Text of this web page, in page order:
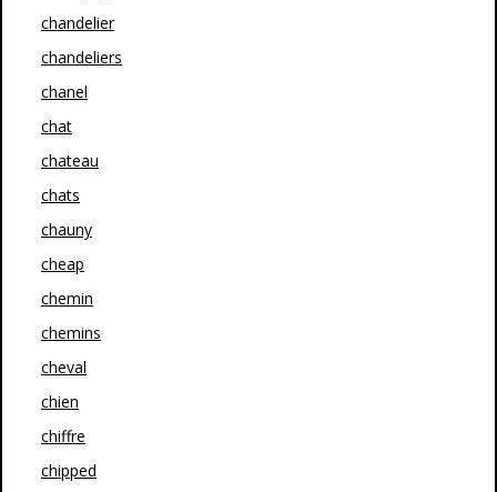
chandelier
chandeliers
chanel
chat
chateau
chats
chauny
cheap
chemin
chemins
cheval
chien
chiffre
chipped